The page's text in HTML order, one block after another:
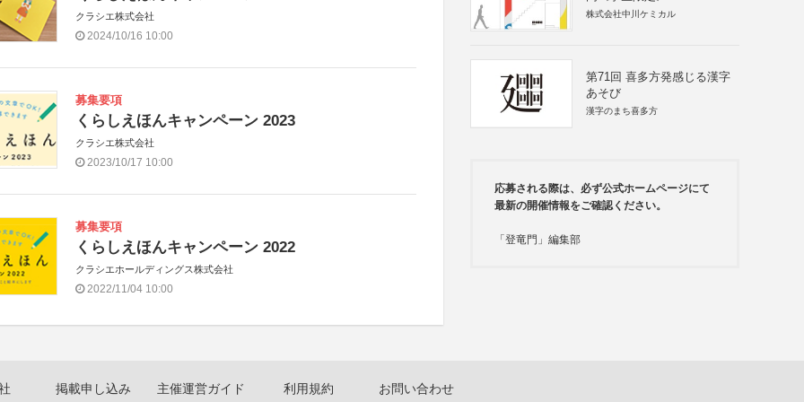
クラシエ株式会社
2024/10/16 10:00
募集要項
くらしえほんキャンペーン 2023
クラシエ株式会社
2023/10/17 10:00
募集要項
くらしえほんキャンペーン 2022
クラシエホールディングス株式会社
2022/11/04 10:00
株式会社中川ケミカル
第71回 喜多方発感じる漢字
あそび
漢字のまち喜多方
応募される際は、必ず公式ホームページにて
最新の開催情報をご確認ください。
「登竜門」編集部
掲載申し込み 主催運営ガイド 利用規約 お問い合わせ